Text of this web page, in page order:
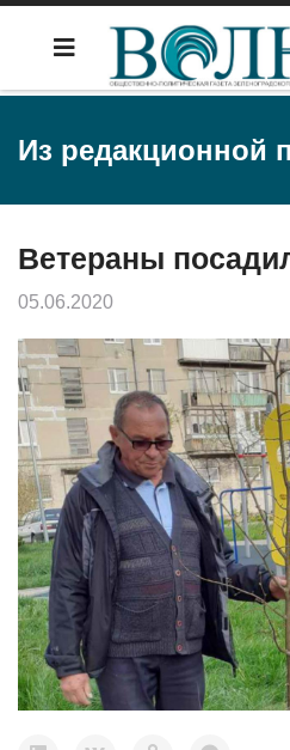
Из редакционной
Ветераны
05.06.2020